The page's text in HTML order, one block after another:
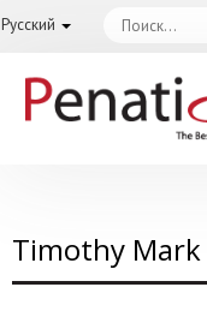
Русский
Timothy Mark